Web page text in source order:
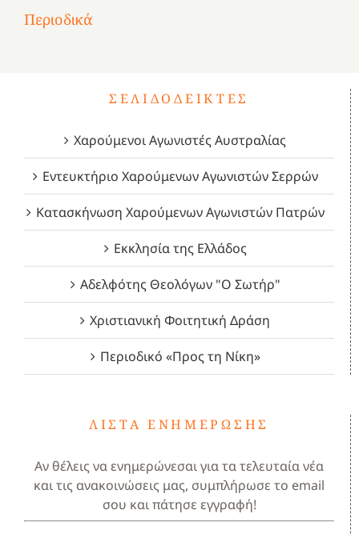
Περιοδικά
1821
Δεκέμβριος
2023!
Μάιος
2023!
Μάρτιος
2023!
ΣΕΛΙΔΟΔΕΊΚΤΕΣ
Χαρούμενοι Αγωνιστές Αυστραλίας
Εντευκτήριο Χαρούμενων Αγωνιστών Σερρών
Κατασκήνωση Χαρούμενων Αγωνιστών Πατρών
Εκκλησία της Ελλάδος
Αδελφότης Θεολόγων "Ο Σωτήρ"
Χριστιανική Φοιτητική Δράση
Περιοδικό «Προς τη Νίκη»
ΛΊΣΤΑ ΕΝΗΜΈΡΩΣΗΣ
Αν θέλεις να ενημερώνεσαι για τα τελευταία νέα
και τις ανακοινώσεις μας, συμπλήρωσε το email
σου και πάτησε εγγραφή!